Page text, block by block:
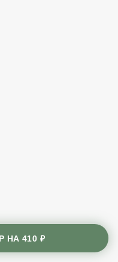
НА410 ₽